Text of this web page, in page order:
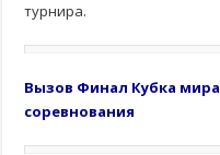
турнира.
Вызов Финал Кубка мира
соревнования